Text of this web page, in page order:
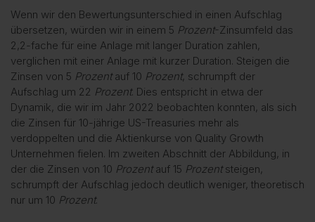
Wenn wir den Bewertungsunterschied in einen Aufschlag
übersetzen, würden wir in einem 5 Prozent-Zinsumfeld das
2,2-fache für eine Anlage mit langer Duration zahlen,
verglichen mit einer Anlage mit kurzer Duration. Steigen die
Zinsen von 5 Prozentauf 10 Prozent, schrumpft der
Aufschlag um 22 Prozent. Dies entspricht in etwa der
Dynamik, die wir im Jahr 2022 beobachten konnten, als sich
die Zinsen für 10-jährige US-Treasuries mehr als
verdoppelten und die Aktienkurse von Quality Growth
Unternehmen fielen. Im zweiten Abschnitt der Abbildung, in
der die Zinsen von 10 Prozentauf 15 Prozentsteigen,
schrumpft der Aufschlag jedoch deutlich weniger, theoretisch
nur um 10 Prozent.